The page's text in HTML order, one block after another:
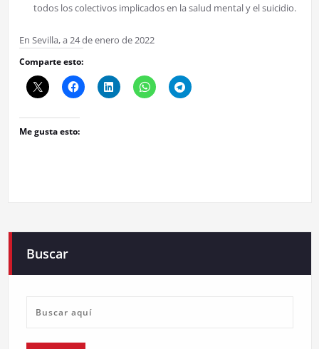
todos los colectivos implicados en la salud mental y el suicidio.
En Sevilla, a 24 de enero de 2022
Comparte esto:
Me gusta esto:
Buscar